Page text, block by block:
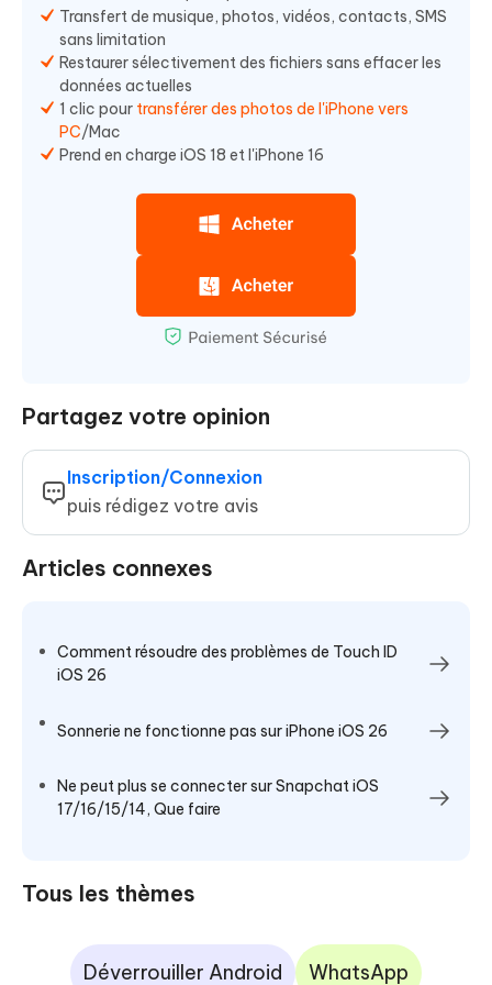
Transfert de musique, photos, vidéos, contacts, SMS
sans limitation
Restaurer sélectivement des fichiers sans effacer les
données actuelles
1 clic pour transférer des photos de l'iPhone vers
PC/Mac
Prend en charge iOS 18 et l'iPhone 16
Partagez votre opinion
Inscription/Connexion
puis rédigez votre avis
Articles connexes
Comment résoudre des problèmes de Touch ID
iOS 26
Sonnerie ne fonctionne pas sur iPhone iOS 26
Ne peut plus se connecter sur Snapchat iOS
17/16/15/14, Que faire
Tous les thèmes
Déverrouiller Android WhatsApp